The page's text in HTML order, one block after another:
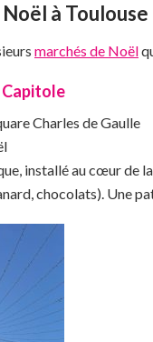
Noël à
marchés de Noël
Capitole
Charles de Gaulle
installé au cœur de
chocolats). Une